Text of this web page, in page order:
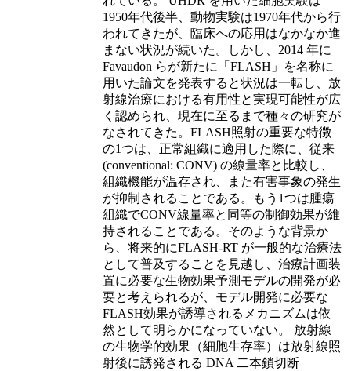
1950年代後半、動物実験は1970年代から行
われてきたが、臨床への応用はなかなか進
まない状況が続いた。しかし、2014 年に
Favaudon らが新たに「FLASH」を名称に
用いた論文を発表すると状況は一転し、放
射線治療における有用性と実現可能性が広
く認められ、現在に至るまで種々の研究が
なされてきた。FLASH照射の重要な特徴
の1つは、正常組織に適用した際に、従来
(conventional: CONV) の線量率と比較し、
組織機能が温存され、また有害事象の発生
が抑制されることである。もう1つは腫瘍
組織でCONV線量率と同等の制御効果が維
持されることである。そのような背景か
ら、将来的にFLASH-RT が一般的な治療法
として普及することを見越し、治療計画装
置に必要な生物効果予測モデルの開発が必
要と考えられるが、モデル開発に必要な
FLASH効果が誘導されるメカニズムは依
然として明らかになっていない。 放射線
の生物学的効果（細胞生存率）は放射線照
射後に誘発される DNA 二本鎖切断